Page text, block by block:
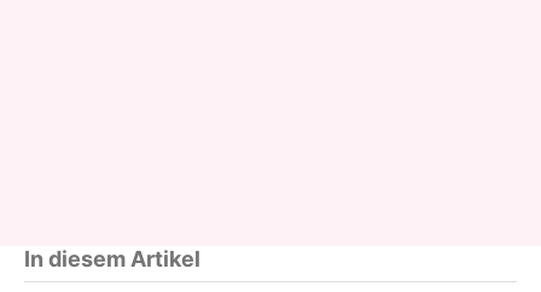
In diesem Artikel